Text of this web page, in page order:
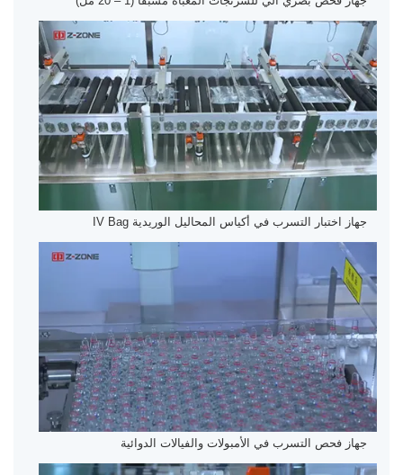
جهاز اختبار التسرب في أكياس المحاليل الوريدية IV Bag
جهاز فحص التسرب في الأمبولات والفيالات الدوائية